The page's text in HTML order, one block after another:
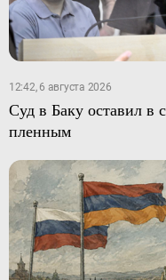
12:42, 6 августа 2026
Суд в Баку оставил в
пленным